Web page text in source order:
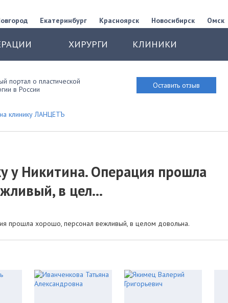
Екатеринбург Красноярск Новосибирск Омск
ХИРУРГИ КЛИНИКИ
портал о пластической
в России
Оставить отзыв
клинику ЛАНЦЕТЪ
у Никитина. Операция прошла
в цел...
прошла хорошо, персонал вежливый, в целом довольна.